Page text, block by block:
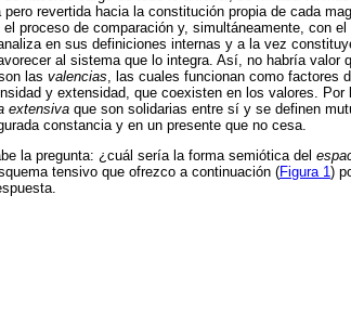
revertida hacia la constitución propia de cada
proceso de comparación y, simultáneamente, con
en sus definiciones internas y a la vez
al sistema que lo integra. Así, no habría valor
las valencias , las cuales funcionan como factores
y extensidad, que coexisten en los valores.
extensiva que son solidarias entre sí y se definen
constancia y en un presente que no cesa.
la pregunta: ¿cuál sería la forma semiótica del
tensivo que ofrezco a continuación (Figura 1 )